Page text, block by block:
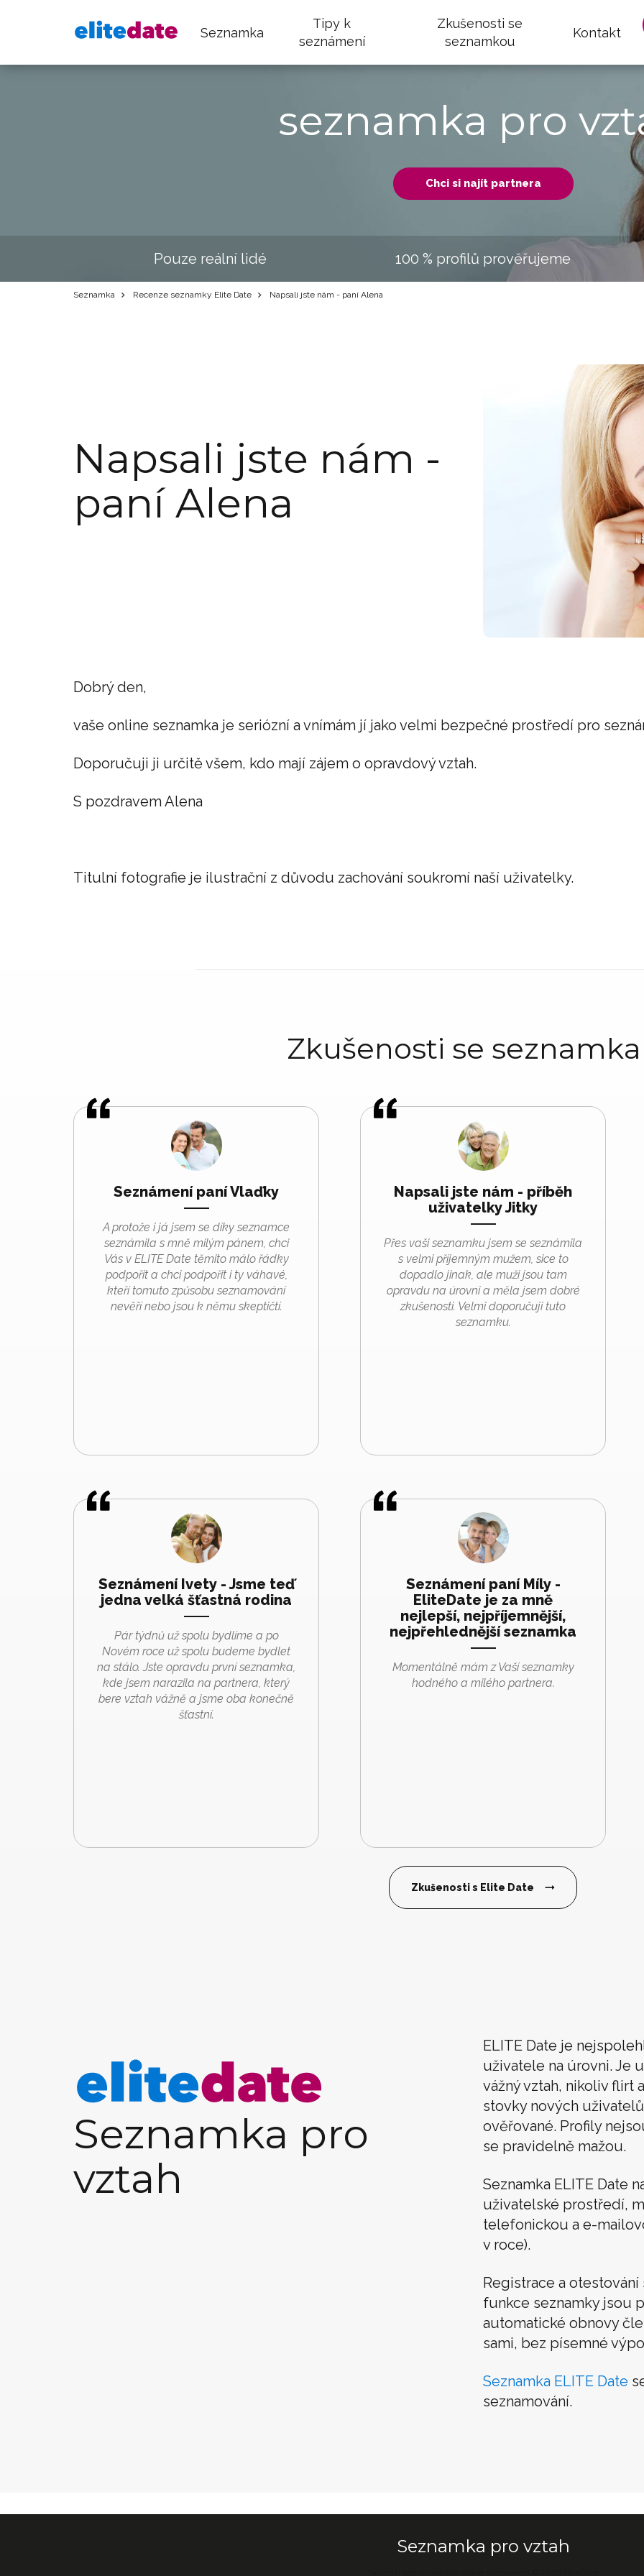
Seznamka
Tipy k
seznámení
Zkušenosti se
seznamkou
Kontakt
seznamka pro
Chci si najít partnera
Pouze reální lidé 100 % profilů prověřujeme
Seznamka Recenze seznamky Elite Date Napsali jste nám - paní Alena
Napsali jste nám -
paní Alena
Dobrý den,
vaše online seznamka je seriózní a vnímám jí jako velmi bezpečné prostředí pro
Doporučuji ji určitě všem, kdo mají zájem o opravdový vztah.
S pozdravem Alena
Titulní fotografie je ilustrační z důvodu zachování soukromí naší uživatelky.
Zkušenosti se
Seznámení paní Vlaďky
A protože i já jsem se díky seznamce
seznámila s mně milým pánem, chci
Vás v ELITE Date těmito málo řádky
podpořit a chci podpořit i ty váhavé,
kteří tomuto způsobu seznamování
nevěří nebo jsou k němu skeptičtí.
Napsali jste nám - příběh
uživatelky Jitky
Přes vaši seznamku jsem se seznámila
s velmi příjemným mužem, sice to
dopadlo jinak, ale muži jsou tam
opravdu na úrovni a měla jsem dobré
zkušenosti. Velmi doporučuji tuto
seznamku.
Seznámení Ivety - Jsme teď
jedna velká šťastná rodina
Pár týdnů už spolu bydlíme a po
Novém roce už spolu budeme bydlet
na stálo. Jste opravdu první seznamka,
kde jsem narazila na partnera, který
bere vztah vážně a jsme oba konečně
šťastní.
Seznámení paní Míly -
EliteDate je za mně
nejlepší, nejpříjemnější,
nejpřehlednější seznamka
Momentálně mám z Vaší seznamky
hodného a milého partnera.
Zkušenosti s Elite Date
Seznamka pro
vztah
ELITE Date je
uživatele na úrovni. Je
vážný vztah, nikoliv flirt
stovky nových
ověřované. Profily
se pravidelně mažou.
Seznamka ELITE Date
uživatelské prostředí,
telefonickou a e-
v roce).
Registrace a
funkce seznamky jsou
automatické obnovy
sami, bez písemné
Seznamka ELITE Date
seznamování.
Seznamka pro vztah